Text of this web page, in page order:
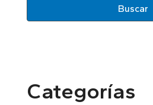
Buscar
Categorías